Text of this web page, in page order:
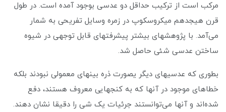
مرکب است از ترکیب حداقل دو عدسی بوجود آمده است. در طول
قرن هیجدهم میکروسکوپ در زمره وسایل تفریحی به شمار
می‌آمد. با پژوهشهای بیشتر پیشرفتهای قابل توجهی در شیوه
ساختن عدسی شئی حاصل شد.
بطوری که عدسیهای دیگر یصورت ذره‌ بینهای معمولی نبودند بلکه
خطاهای موجود در آنها که به کنجهایی معروف هستند، دفع
شده‌اند و آنها می‌توانستند جرئیات یک شی را دقیقا نشان دهند.